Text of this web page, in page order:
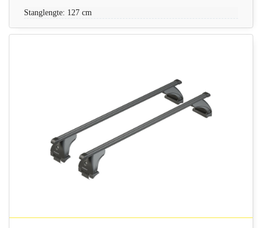
Stanglengte: 127 cm